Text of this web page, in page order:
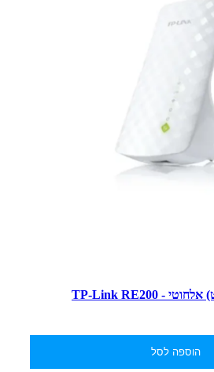
מגדיל טווח(אקסס פוינט) אלחוטי - TP-Link RE200
הוספה לסל